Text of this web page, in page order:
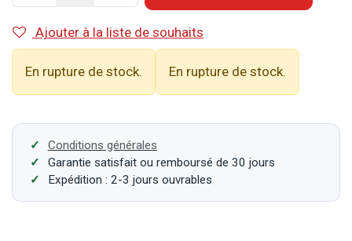
Ajouter à la liste de souhaits
En rupture de stock. En rupture de stock.
Conditions générales
Garantie satisfait ou remboursé de 30 jours
Expédition : 2-3 jours ouvrables